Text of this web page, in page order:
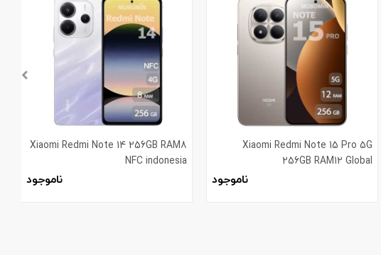
Xiaomi Redmi Note 15 Pro 5G
256GB RAM12 Global
ناموجود
‏Xiaomi Redmi Note 14 256GB RAM8
NFC indonesia
ناموجود